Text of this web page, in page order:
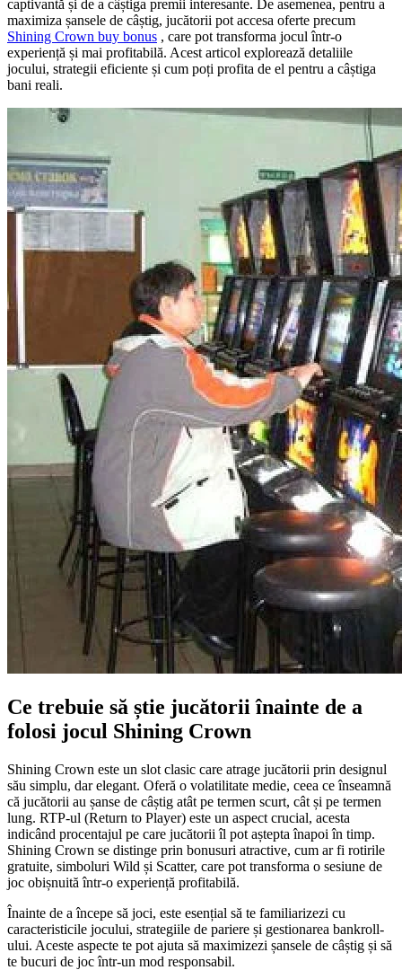
captivantă și de a câștiga premii interesante. De asemenea, pentru a
maximiza șansele de câștig, jucătorii pot accesa oferte precum
Shining Crown buy bonus , care pot transforma jocul într-o
experiență și mai profitabilă. Acest articol explorează detaliile
jocului, strategii eficiente și cum poți profita de el pentru a câștiga
bani reali.
Ce trebuie să știe jucătorii înainte de a
folosi jocul Shining Crown
Shining Crown este un slot clasic care atrage jucătorii prin designul
său simplu, dar elegant. Oferă o volatilitate medie, ceea ce înseamnă
că jucătorii au șanse de câștig atât pe termen scurt, cât și pe termen
lung. RTP-ul (Return to Player) este un aspect crucial, acesta
indicând procentajul pe care jucătorii îl pot aștepta înapoi în timp.
Shining Crown se distinge prin bonusuri atractive, cum ar fi rotirile
gratuite, simboluri Wild și Scatter, care pot transforma o sesiune de
joc obișnuită într-o experiență profitabilă.
Înainte de a începe să joci, este esențial să te familiarizezi cu
caracteristicile jocului, strategiile de pariere și gestionarea bankroll-
ului. Aceste aspecte te pot ajuta să maximizezi șansele de câștig și să
te bucuri de joc într-un mod responsabil.